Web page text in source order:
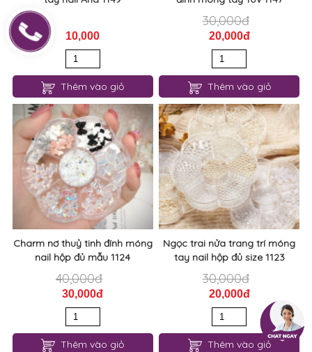
10,000
Thêm vào giỏ
30,000đ
20,000đ
Thêm vào giỏ
Charm nơ thuỷ tinh đính móng
nail hộp đủ mẫu 1124
40,000đ
30,000đ
Thêm vào giỏ
Ngọc trai nửa trang trí móng
tay nail hộp đủ size 1123
30,000đ
20,000đ
Thêm vào giỏ